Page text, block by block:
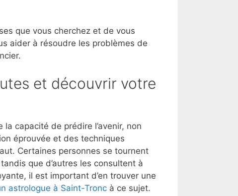
que vous cherchez et de vous
aider à résoudre les problèmes de
et découvrir votre
capacité de prédire l’avenir, non
éprouvée et des techniques
Certaines personnes se tournent
que d’autres les consultent à
il est important d’en trouver une
astrologue à Saint-Tronc à ce sujet.